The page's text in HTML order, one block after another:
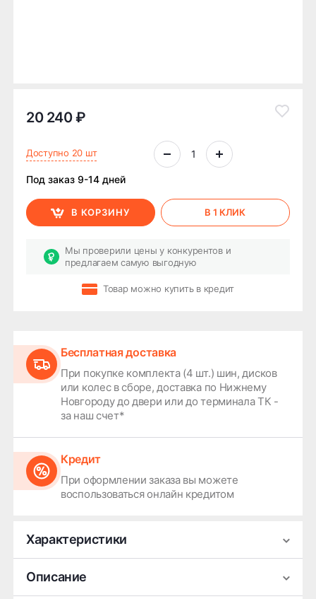
20 240 ₽
Доступно 20 шт
Под заказ 9-14 дней
В КОРЗИНУ В 1 КЛИК
Мы проверили цены у конкурентов и
предлагаем самую выгодную
Товар можно купить в кредит
Бесплатная доставка
При покупке комплекта (4 шт.) шин, дисков
или колес в сборе, доставка по Нижнему
Новгороду до двери или до терминала ТК -
за наш счет*
Кредит
При оформлении заказа вы можете
воспользоваться онлайн кредитом
Характеристики
Производитель
Ширина
7.5
Описание